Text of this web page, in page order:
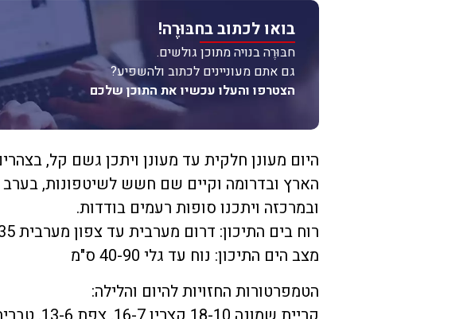
בואו לכתוב בחבּוּרֶה!
חבּוּרֶה בנויה מתוכן גולשים.
גם אתם מעוניינים לכתוב ולהשפיע?
הצטרפו והעלו עכשיו את התוכן שלכם
היום מעונן חלקית עד מעונן ויתכן גשם קל,
הארץ ובדרומה וקיים שם חשש לשיטפונות,
ובמרכזה ויתכנו סופות רעמים ‏בודדות.
רוח בים התיכון: דרום מערבית עד צפון מערבית 15-35 קמ"ש
מצב הים התיכון: נוח עד גלי 40-90 ס"מ
הטמפרטורות החזויות להיום והלילה: